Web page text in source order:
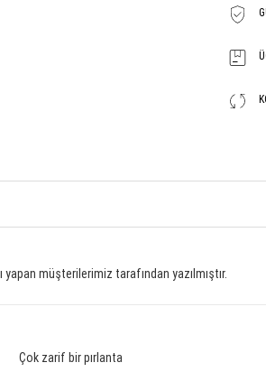
müşterilerimiz tarafından yazılmıştır.
Çok zarif bir pırlanta